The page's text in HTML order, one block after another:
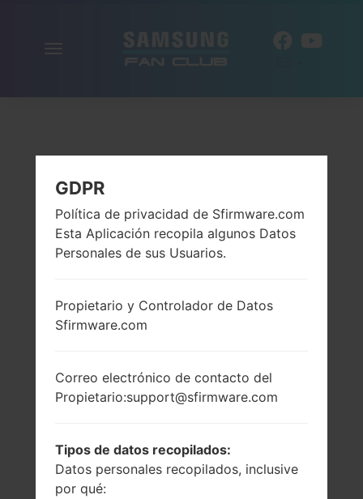
GDPR
Política de privacidad de Sfirmware.com
Esta Aplicación recopila algunos Datos
Personales de sus Usuarios.
Propietario y Controlador de Datos
Sfirmware.com
Correo electrónico de contacto del
Propietario:support@sfirmware.com
Tipos de datos recopilados:
Datos personales recopilados, inclusive
por qué: